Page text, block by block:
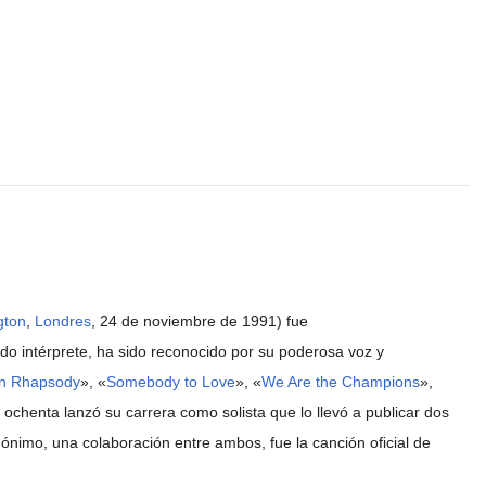
Londres, 24 de noviembre de 1991) fue
intérprete, ha sido reconocido por su poderosa voz y
Rhapsody», «Somebody to Love», «We Are the Champions»,
lanzó su carrera como solista que lo llevó a publicar dos
una colaboración entre ambos, fue la canción oficial de